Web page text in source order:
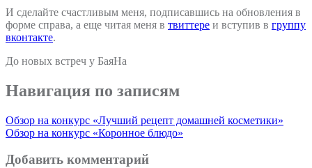
И сделайте счастливым меня, подписавшись на обновления в
форме справа, а еще читая меня в твиттере и вступив в группу
вконтакте.
До новых встреч у БаяНа
Навигация по записям
Обзор на конкурс «Лучший рецепт домашней косметики»
Обзор на конкурс «Коронное блюдо»
Добавить комментарий